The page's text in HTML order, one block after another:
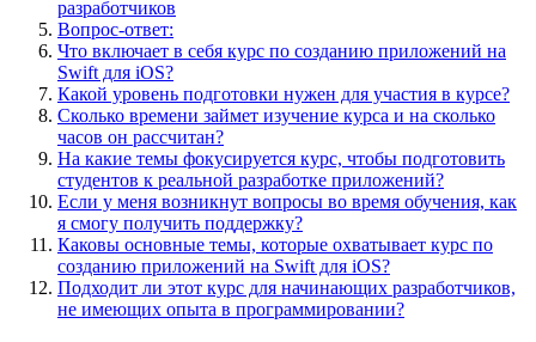
разработчиков
Вопрос-ответ:
Что включает в себя курс по созданию приложений на
Swift для iOS?
Какой уровень подготовки нужен для участия в курсе?
Сколько времени займет изучение курса и на сколько
часов он рассчитан?
На какие темы фокусируется курс, чтобы подготовить
студентов к реальной разработке приложений?
Если у меня возникнут вопросы во время обучения, как
я смогу получить поддержку?
Каковы основные темы, которые охватывает курс по
созданию приложений на Swift для iOS?
Подходит ли этот курс для начинающих разработчиков,
не имеющих опыта в программировании?